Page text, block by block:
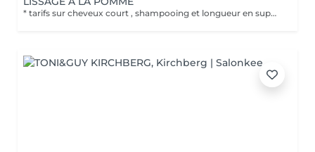
* tarifs sur cheveux court , shampooing et longueur en supplément